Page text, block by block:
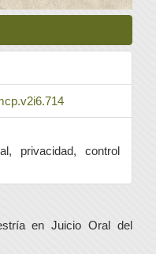
privacidad, control
en Juicio Oral del